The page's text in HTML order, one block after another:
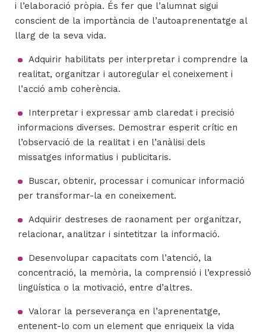
i l’elaboració pròpia. És fer que l’alumnat sigui
conscient de la importància de l’autoaprenentatge al
llarg de la seva vida.
Adquirir habilitats per interpretar i comprendre la
realitat, organitzar i autoregular el coneixement i
l’acció amb coherència.
Interpretar i expressar amb claredat i precisió
informacions diverses. Demostrar esperit crític en
l’observació de la realitat i en l’anàlisi dels
missatges informatius i publicitaris.
Buscar, obtenir, processar i comunicar informació
per transformar-la en coneixement.
Adquirir destreses de raonament per organitzar,
relacionar, analitzar i sintetitzar la informació.
Desenvolupar capacitats com l’atenció, la
concentració, la memòria, la comprensió i l’expressió
lingüística o la motivació, entre d’altres.
Valorar la perseverança en l’aprenentatge,
entenent-lo com un element que enriqueix la vida